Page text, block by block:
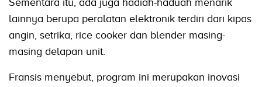
Sementara itu, ada juga hadiah-haduah menarik
lainnya berupa peralatan elektronik terdiri dari kipas
angin, setrika, rice cooker dan blender masing-
masing delapan unit.
Fransis menyebut, program ini merupakan inovasi